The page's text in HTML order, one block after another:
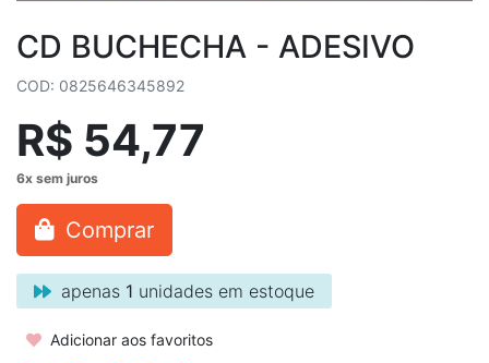
CD BUCHECHA - ADESIVO
COD: 0825646345892
R$ 54,77
Comprar
apenas 1 unidades em estoque
Adicionar aos favoritos